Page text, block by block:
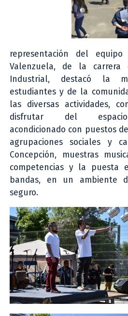
representación del equipo
Valenzuela, de la carrera
Industrial, destacó la
estudiantes y de la
las diversas actividades,
disfrutar del espacio
acondicionado con puestos
agrupaciones sociales y
Concepción, muestras
competencias y la puesta
bandas, en un ambiente
seguro.